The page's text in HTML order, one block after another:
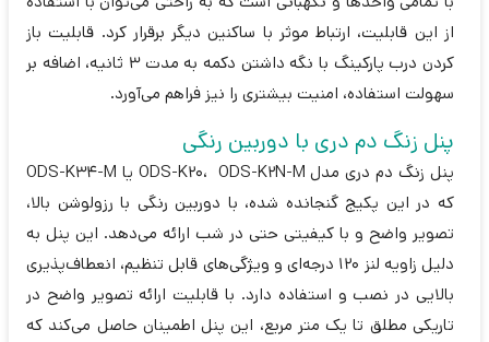
از این قابلیت، ارتباط موثر با ساکنین دیگر برقرار کرد. قابلیت باز
کردن درب پارکینگ با نگه داشتن دکمه به مدت 3 ثانیه، اضافه بر
سهولت استفاده، امنیت بیشتری را نیز فراهم می‌آورد.
پنل زنگ دم دری با دوربین رنگی
پنل زنگ دم دری مدل ODS-K20، ODS-K2N-M یا ODS-K34-M
که در این پکیج گنجانده شده، با دوربین رنگی با رزولوشن بالا،
تصویر واضح و با کیفیتی حتی در شب ارائه می‌دهد. این پنل به
دلیل زاویه لنز 120 درجه‌ای و ویژگی‌های قابل تنظیم، انعطاف‌پذیری
بالایی در نصب و استفاده دارد. با قابلیت ارائه تصویر واضح در
تاریکی مطلق تا یک متر مربع، این پنل اطمینان حاصل می‌کند که